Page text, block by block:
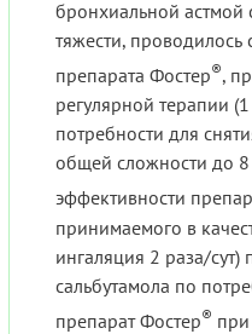
бронхиальной астмой
тяжести, проводилось
препарата Фостер®,
регулярной терапии
потребности для
общей сложности до 8
эффективности
принимаемого в
ингаляция 2 раза/
сальбутамола по
препарат Фостер®